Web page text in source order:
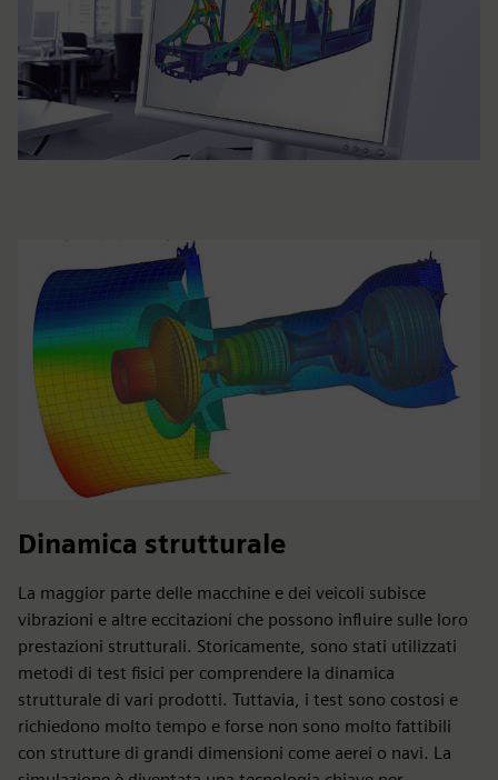
Dinamica strutturale
La maggior parte delle macchine e dei veicoli subisce
vibrazioni e altre eccitazioni che possono influire sulle loro
prestazioni strutturali. Storicamente, sono stati utilizzati
metodi di test fisici per comprendere la dinamica
strutturale di vari prodotti. Tuttavia, i test sono costosi e
richiedono molto tempo e forse non sono molto fattibili
con strutture di grandi dimensioni come aerei o navi. La